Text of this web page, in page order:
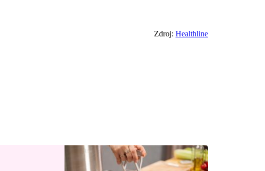
Zdroj: Healthline